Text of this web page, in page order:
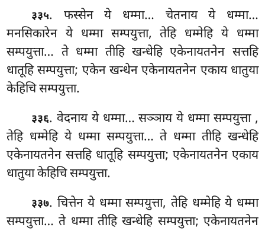
३३५. फस्सेन ये धम्मा… चेतनाय ये धम्मा…
मनसिकारेन ये धम्मा सम्पयुत्ता, तेहि धम्मेहि ये धम्मा
सम्पयुत्ता… ते धम्मा तीहि खन्धेहि एकेनायतनेन सत्तहि
धातूहि सम्पयुत्ता; एकेन खन्धेन एकेनायतनेन एकाय धातुया
केहिचि सम्पयुत्ता.
३३६. वेदनाय ये धम्मा… सञ्ञाय ये धम्मा सम्पयुत्ता ,
तेहि धम्मेहि ये धम्मा सम्पयुत्ता… ते धम्मा तीहि खन्धेहि
एकेनायतनेन सत्तहि धातूहि सम्पयुत्ता; एकेनायतनेन एकाय
धातुया केहिचि सम्पयुत्ता.
३३७. चित्तेन ये धम्मा सम्पयुत्ता, तेहि धम्मेहि ये धम्मा
सम्पयुत्ता… ते धम्मा तीहि खन्धेहि सम्पयुत्ता; एकेनायतनेन